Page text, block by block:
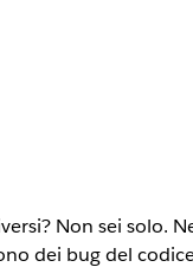
Non sei solo.
dei bug del